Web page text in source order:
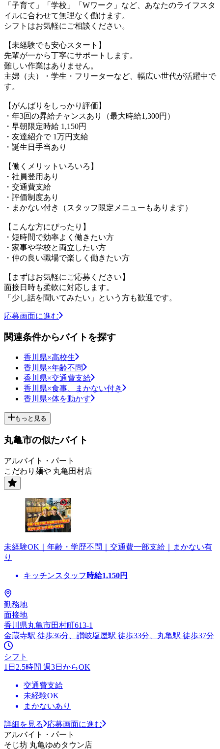
「子育て」「学校」「Wワーク」など、あなたのライフスタ
イルに合わせて無理なく働けます。
シフトはお気軽にご相談ください。
【未経験でも安心スタート】
先輩が一から丁寧にサポートします。
難しい作業はありません。
主婦（夫）・学生・フリーターなど、幅広い世代が活躍中で
す。
【がんばりをしっかり評価】
・年3回の昇給チャンスあり（最大時給1,300円）
・早朝限定時給 1,150円
・友達紹介で 1万円支給
・誕生日手当あり
【働くメリットいろいろ】
・社員登用あり
・交通費支給
・評価制度あり
・まかない付き（スタッフ限定メニューもあります）
【こんな方にぴったり】
・短時間で効率よく働きたい方
・家事や学校と両立したい方
・仲の良い職場で楽しく働きたい方
【まずはお気軽にご応募ください】
面接日時も柔軟に対応します。
「少し話を聞いてみたい」という方も歓迎です。
応募画面に進む
関連条件からバイトを探す
香川県×高校生
香川県×年齢不問
香川県×交通費支給
香川県×食事、まかない付き
香川県×体を動かす
もっと見る
丸亀市の似たバイト
アルバイト・パート
こだわり麺や 丸亀田村店
未経験OK｜年齢・学歴不問｜交通費一部支給｜まかない有
り
キッチンスタッフ 時給1,150円
勤務地
面接地
香川県丸亀市田村町613-1
金蔵寺駅 徒歩36分、讃岐塩屋駅 徒歩33分、丸亀駅 徒歩37分
シフト
1日2.5時間 週3日からOK
交通費支給
未経験OK
まかないあり
詳細を見る
応募画面に進む
アルバイト・パート
そじ坊 丸亀ゆめタウン店